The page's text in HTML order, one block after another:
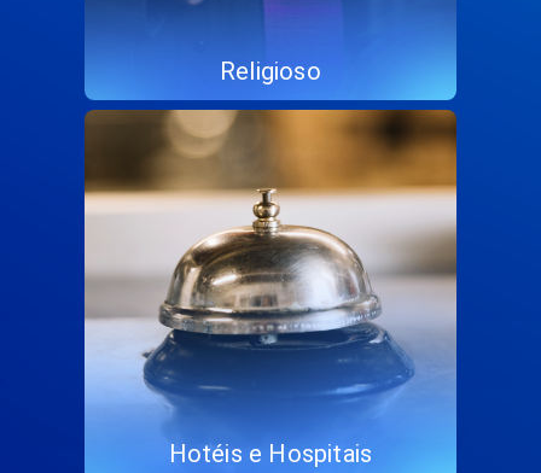
Religioso
Hotéis e Hospitais